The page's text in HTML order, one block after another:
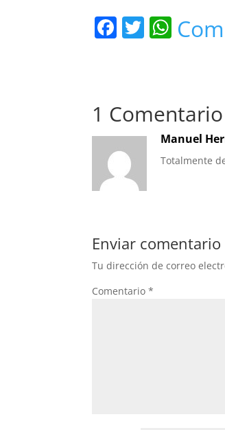
F
b
o
o
k
T W
A
p
p
1 Comentario
Manuel
Totalmente
Enviar comentario
Tu dirección de correo
Comentario*